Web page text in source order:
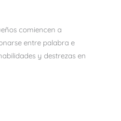
comiencen a
entre palabra e
y destrezas en